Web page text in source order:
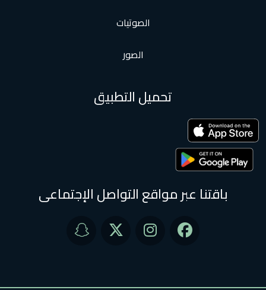
الصوتيات
الصور
تحميل التطبيق
باقتنا عبر مواقع التواصل الإجتماعى